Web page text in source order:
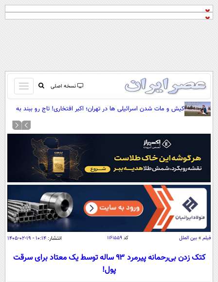
نسخه اصلی
باز
و
بسته
کردن
صفحه اول
آرشیو
نظرسنجی
آب و هوا
اوقات شرعی
سواد زندگی
اقتصاد
اقتصادی
خودرو
جامعه
اجتماعی
ورزشی
کیش و مات شدن اسرائیلی ها در تهران؛ اکبر افتخاری! تاج رو ببند به
فیلم » بین الملل کد۱۱۶۱۵۵۹ انتشار: ۱۰:۱۴ - ۱۹-۰۲-۱۴۰۵
کتک زدن بی‌رحمانه پیرمرد ۹۳ ساله توسط یک معتاد برای سرقت
پول!